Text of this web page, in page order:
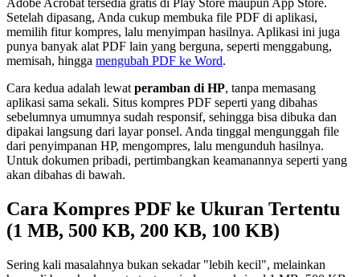
Adobe Acrobat tersedia gratis di Play Store maupun App Store.
Setelah dipasang, Anda cukup membuka file PDF di aplikasi,
memilih fitur kompres, lalu menyimpan hasilnya. Aplikasi ini juga
punya banyak alat PDF lain yang berguna, seperti menggabung,
memisah, hingga mengubah PDF ke Word.
Cara kedua adalah lewat peramban di HP, tanpa memasang
aplikasi sama sekali. Situs kompres PDF seperti yang dibahas
sebelumnya umumnya sudah responsif, sehingga bisa dibuka dan
dipakai langsung dari layar ponsel. Anda tinggal mengunggah file
dari penyimpanan HP, mengompres, lalu mengunduh hasilnya.
Untuk dokumen pribadi, pertimbangkan keamanannya seperti yang
akan dibahas di bawah.
Cara Kompres PDF ke Ukuran Tertentu
(1 MB, 500 KB, 200 KB, 100 KB)
Sering kali masalahnya bukan sekadar "lebih kecil", melainkan